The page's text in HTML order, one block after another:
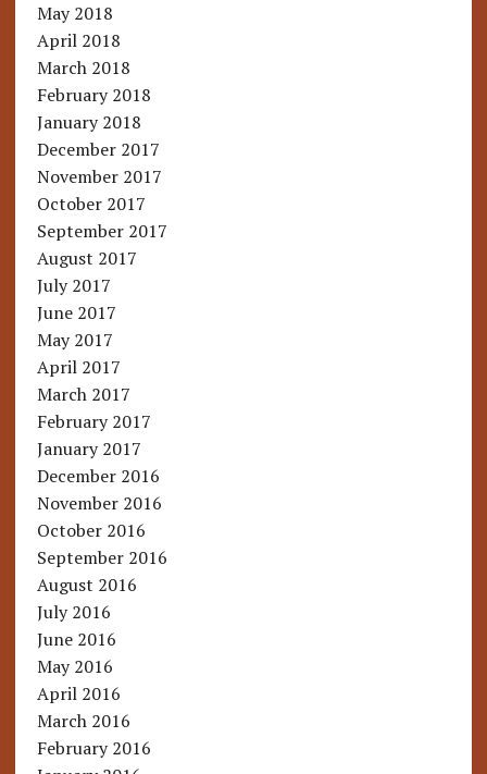
May 2018
April 2018
March 2018
February 2018
January 2018
December 2017
November 2017
October 2017
September 2017
August 2017
July 2017
June 2017
May 2017
April 2017
March 2017
February 2017
January 2017
December 2016
November 2016
October 2016
September 2016
August 2016
July 2016
June 2016
May 2016
April 2016
March 2016
February 2016